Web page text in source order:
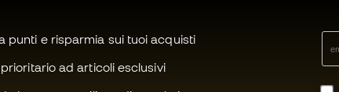
punti e risparmia sui tuoi acquisti
ad articoli esclusivi